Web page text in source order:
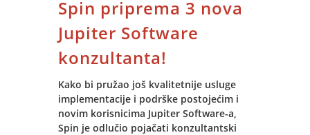
Spin priprema 3 nova
Jupiter Software
konzultanta!
Kako bi pružao još kvalitetnije usluge
implementacije i podrške postojećim i
novim korisnicima Jupiter Software-a,
Spin je odlučio pojačati konzultantski